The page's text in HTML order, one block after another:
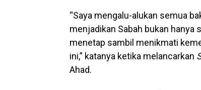
“Saya mengalu-alukan semua
menjadikan Sabah bukan
menetap sambil menikmati
ini,” katanya ketika melancarkan
Ahad.